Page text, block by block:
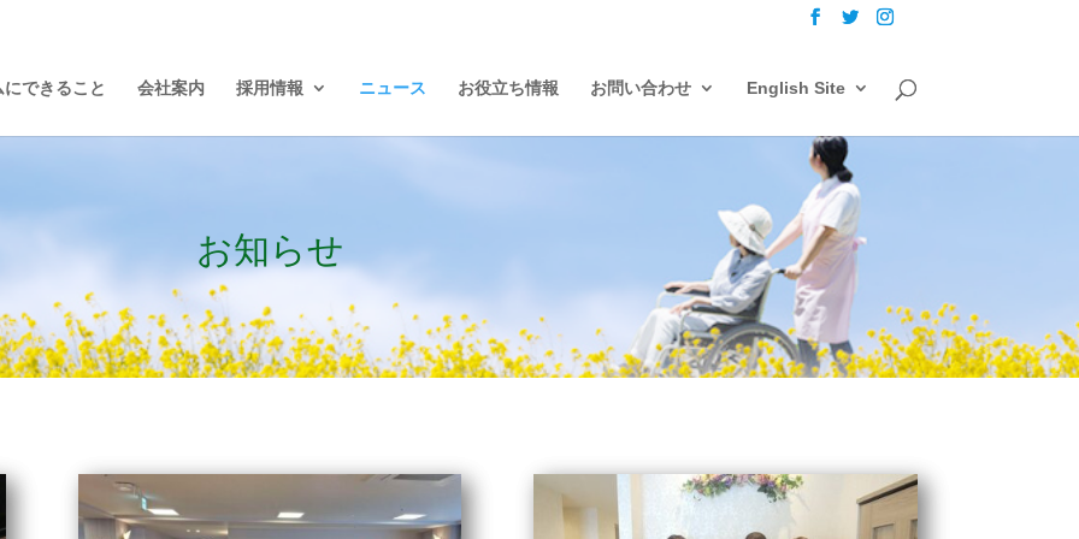
できること 会社案内 採用情報 ニュース お役立ち情報 お問い合わせ English Site
お知らせ